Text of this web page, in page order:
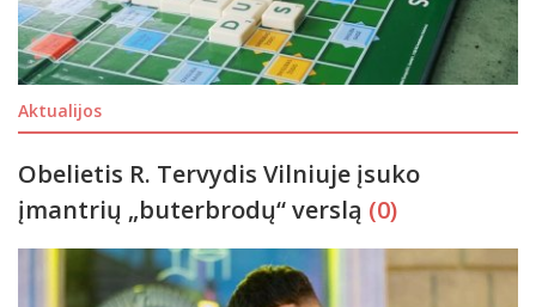
Aktualijos
Obelietis R. Tervydis Vilniuje įsuko
įmantrių „buterbrodų“ verslą (0)